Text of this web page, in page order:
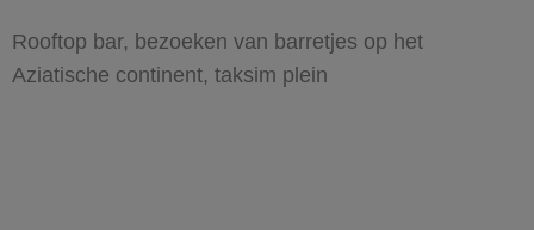
Rooftop bar, bezoeken van barretjes op het
Aziatische continent, taksim plein